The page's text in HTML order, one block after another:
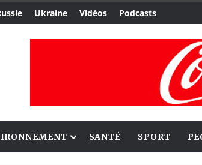
Ukraine Vidéos Podcasts
SANTÉ SPORT